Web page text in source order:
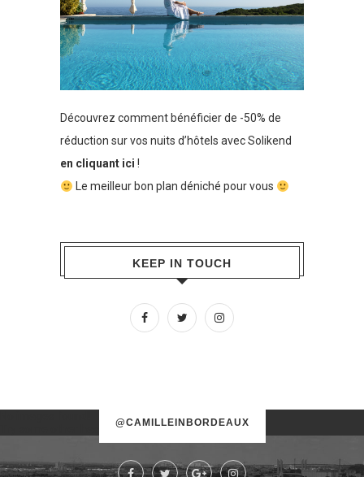
Découvrez comment bénéficier de -50% de
réduction sur vos nuits d’hôtels avec Solikend
en cliquant ici !
Le meilleur bon plan déniché pour vous
KEEP IN TOUCH
@CAMILLEINBORDEAUX
Try some other hashtag or username